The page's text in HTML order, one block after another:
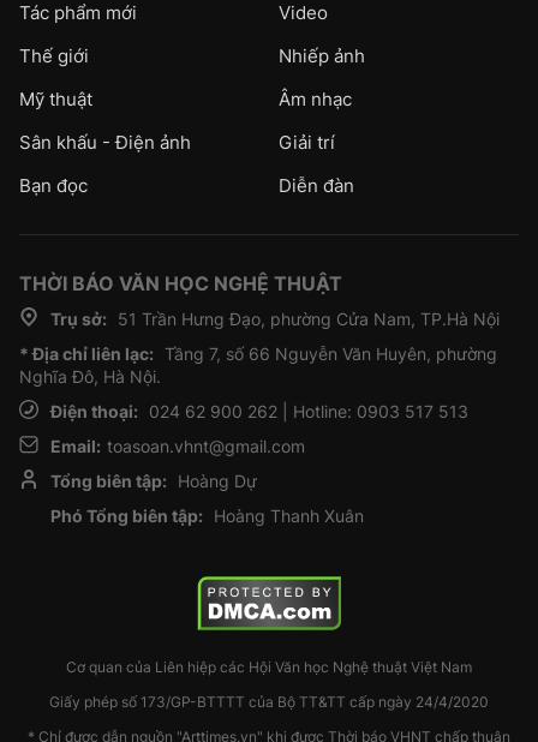
Tác phẩm mới
Video
Thế giới
Nhiếp ảnh
Mỹ thuật
Âm nhạc
Sân khấu - Điện ảnh
Giải trí
Bạn đọc
Diễn đàn
THỜI BÁO VĂN HỌC NGHỆ THUẬT
Trụ sở:
51 Trần Hưng Đạo, phường Cửa Nam, TP.Hà Nội
* Địa chỉ liên lạc: Tầng 7, số 66 Nguyễn Văn Huyên, phường
Nghĩa Đô, Hà Nội.
Điện thoại:
024 62 900 262 | Hotline: 0903 517 513
Email: toasoan.vhnt@gmail.com
Tổng biên tập:
Hoàng Dự
Phó Tổng biên tập:
Hoàng Thanh Xuân
Cơ quan của Liên hiệp các Hội Văn học Nghệ thuật Việt Nam
Giấy phép số 173/GP-BTTTT của Bộ TT&TT cấp ngày 24/4/2020
* Chỉ được dẫn nguồn "Arttimes.vn" khi được Thời báo VHNT chấp thuận